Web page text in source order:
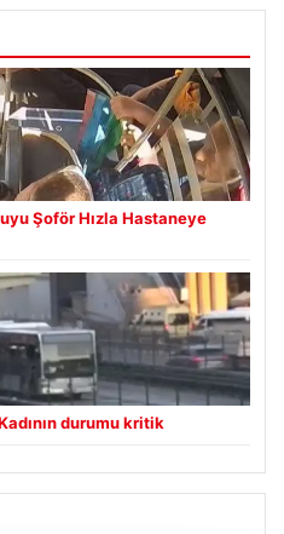
Şoför Hızla Hastaneye
durumu kritik